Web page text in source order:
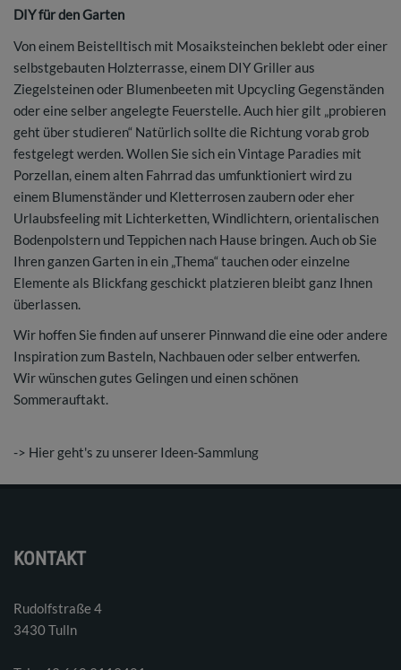
DIY für den Garten
Von einem Beistelltisch mit Mosaiksteinchen beklebt oder einer
selbstgebauten Holzterrasse, einem DIY Griller aus
Ziegelsteinen oder Blumenbeeten mit Upcycling Gegenständen
oder eine selber angelegte Feuerstelle. Auch hier gilt „probieren
geht über studieren“ Natürlich sollte die Richtung vorab grob
festgelegt werden. Wollen Sie sich ein Vintage Paradies mit
Porzellan, einem alten Fahrrad das umfunktioniert wird zu
einem Blumenständer und Kletterrosen zaubern oder eher
Urlaubsfeeling mit Lichterketten, Windlichtern, orientalischen
Bodenpolstern und Teppichen nach Hause bringen. Auch ob Sie
Ihren ganzen Garten in ein „Thema“ tauchen oder einzelne
Elemente als Blickfang geschickt platzieren bleibt ganz Ihnen
überlassen.
Wir hoffen Sie finden auf unserer Pinnwand die eine oder andere
Inspiration zum Basteln, Nachbauen oder selber entwerfen.
Wir wünschen gutes Gelingen und einen schönen
Sommerauftakt.
-> Hier geht's zu unserer Ideen-Sammlung
KONTAKT
Rudolfstraße 4
3430 Tulln